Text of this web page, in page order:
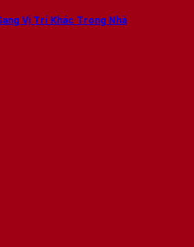
Vị Trí Khác Trong Nhà